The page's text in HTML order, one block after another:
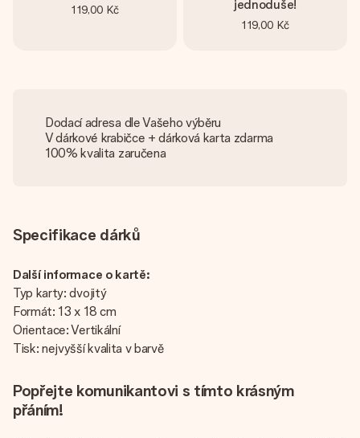
119,00 Kč jednoduše!
119,00 Kč
Dodací adresa dle Vašeho výběru
V dárkové krabičce + dárková karta zdarma
100% kvalita zaručena
Specifikace dárků
Další informace o kartě:
Typ karty: dvojitý
Formát: 13 x 18 cm
Orientace: Vertikální
Tisk: nejvyšší kvalita v barvě
Popřejte komunikantovi s tímto krásným
přáním!